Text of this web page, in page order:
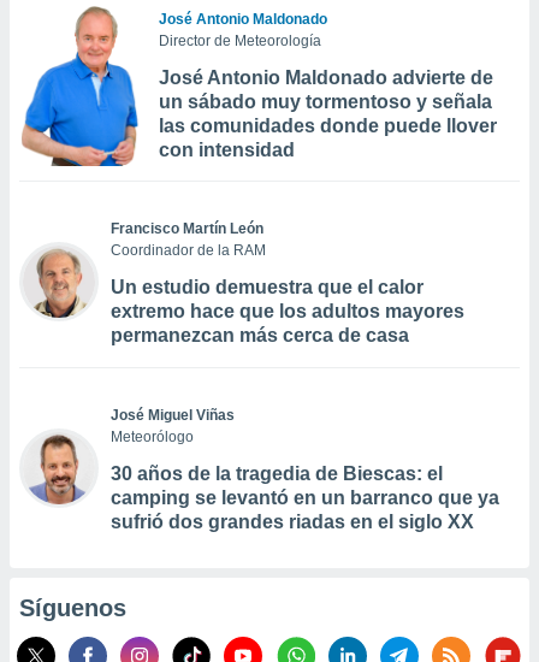
José Antonio Maldonado
Director de Meteorología
José Antonio Maldonado advierte de
un sábado muy tormentoso y señala
las comunidades donde puede llover
con intensidad
Francisco Martín León
Coordinador de la RAM
Un estudio demuestra que el calor
extremo hace que los adultos mayores
permanezcan más cerca de casa
José Miguel Viñas
Meteorólogo
30 años de la tragedia de Biescas: el
camping se levantó en un barranco que ya
sufrió dos grandes riadas en el siglo XX
Síguenos